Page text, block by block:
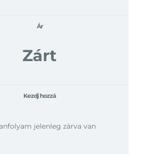
Ár
Zárt
Kezdj hozzá
jelenleg zárva van